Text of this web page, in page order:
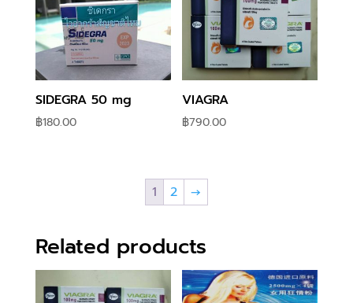
SIDEGRA 50 mg
฿180.00
VIAGRA
฿790.00
1 2 →
Related products